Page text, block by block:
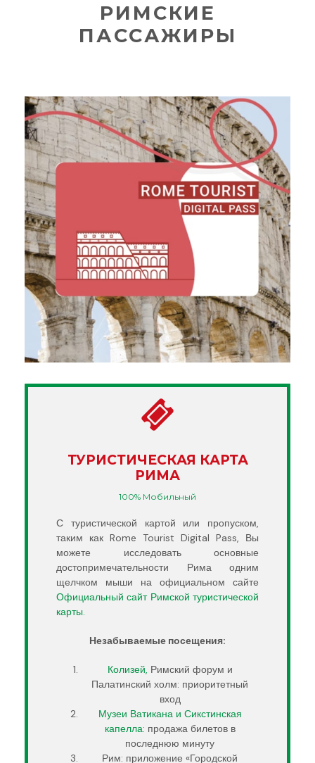
РИМСКИЕ
ПАССАЖИРЫ
ТУРИСТИЧЕСКАЯ КАРТА
РИМА
100% Мобильный
С туристической картой или пропуском,
таким как Rome Tourist Digital Pass, Вы
можете исследовать основные
достопримечательности Рима одним
щелчком мыши на официальном сайте
Официальный сайт Римской туристической
карты.
Незабываемые посещения:
Колизей, Римский форум и
Палатинский холм: приоритетный
вход
Музеи Ватикана и Сикстинская
капелла: продажа билетов в
последнюю минуту
Рим: приложение «Городской